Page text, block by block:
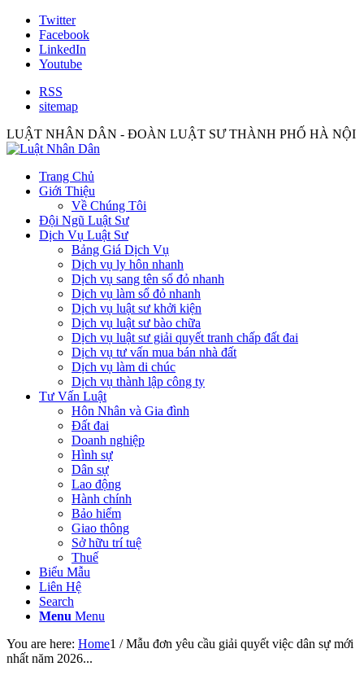
Twitter
Facebook
LinkedIn
Youtube
RSS
sitemap
LUẬT NHÂN DÂN - ĐOÀN LUẬT SƯ THÀNH PHỐ HÀ NỘI
Trang Chủ
Giới Thiệu
Về Chúng Tôi
Đội Ngũ Luật Sư
Dịch Vụ Luật Sư
Bảng Giá Dịch Vụ
Dịch vụ ly hôn nhanh
Dịch vụ sang tên sổ đỏ nhanh
Dịch vụ làm sổ đỏ nhanh
Dịch vụ luật sư khởi kiện
Dịch vụ luật sư bào chữa
Dịch vụ luật sư giải quyết tranh chấp đất đai
Dịch vụ tư vấn mua bán nhà đất
Dịch vụ làm di chúc
Dịch vụ thành lập công ty
Tư Vấn Luật
Hôn Nhân và Gia đình
Đất đai
Doanh nghiệp
Hình sự
Dân sự
Lao động
Hành chính
Bảo hiểm
Giao thông
Sở hữu trí tuệ
Thuế
Biểu Mẫu
Liên Hệ
Search
Menu Menu
You are here: Home1 / Mẫu đơn yêu cầu giải quyết việc dân sự mới
nhất năm 2026...